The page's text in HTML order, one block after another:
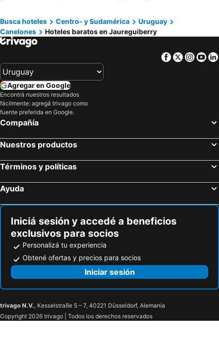
Hotel Tamariz
Hostería Miramar
Hotel Palace Piriápolis
Hotel Escorial
Hotel Rex
Hotel City Piriápolis
Hotel La Cumbre
Hotel Mesón Do Vento
Terrazas De Punta Colorada
Hotel San Sebastián
Bosque Las Delfinas
Coriman Y Luz De Luna
Mandalas Del Este
Praia Centro
Busca hoteles Centro- y Sudamérica
Uruguay
Canelones
Hoteles baratos en Jaureguiberry
Facebook
Twitter
Agregar en Google
Encontrá nuestros resultados
fácilmente: agregá trivago como
fuente preferida en Google.
Compañía
Nuestros productos
Términos y políticas
Ayuda
Iniciá sesión y accedé a beneficios
exclusivos para socios
Personalizá tu experiencia
Obtené ofertas y precios para socios
Iniciar sesión
trivago N.V., Kesselstraße 5 – 7, 40221 Düsseldorf, Alemania
Copyright 2026 trivago | Todos los derechos reservados